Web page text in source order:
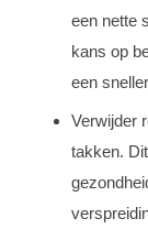
een nette
kans op
een
Verwijder
takken.